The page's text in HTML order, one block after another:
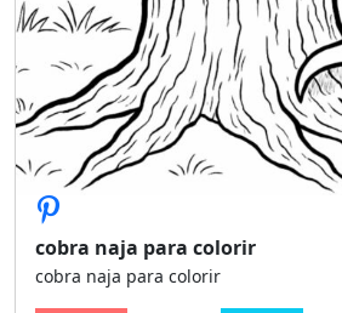
cobra naja para colorir
cobra naja para colorir